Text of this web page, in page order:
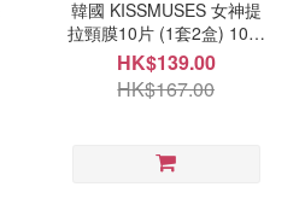
韓國 KISSMUSES 女神提
拉頸膜10片 (1套2盒) 10月
中
HK$139.00
HK$167.00